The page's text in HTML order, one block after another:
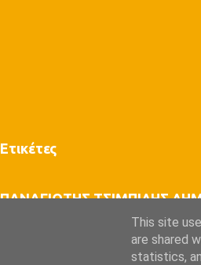
Ετικέτες
ΠΑΝΑΓΙΩΤΗΣ ΤΣΙΜΠΙΔΗΣ
email: panlakonian@gmail.com ,
This site
are shared
statistics,